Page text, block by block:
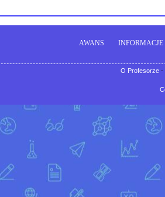
AWANS INFORMACJE
O Profesorze-